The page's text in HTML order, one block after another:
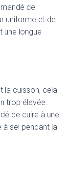
de
uniforme et de
une longue
la cuisson, cela
trop élevée.
de cuire à une
à sel pendant la